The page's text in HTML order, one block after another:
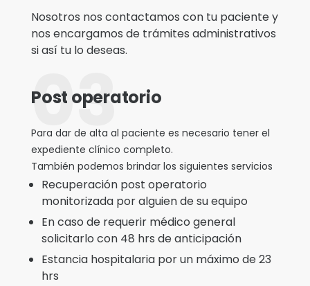
Nosotros nos contactamos con tu paciente y
nos encargamos de trámites administrativos
si así tu lo deseas.
03
Post operatorio
Para dar de alta al paciente es necesario tener el
expediente clínico completo.
También podemos brindar los siguientes servicios
Recuperación post operatorio
monitorizada por alguien de su equipo
En caso de requerir médico general
solicitarlo con 48 hrs de anticipación
Estancia hospitalaria por un máximo de 23
hrs